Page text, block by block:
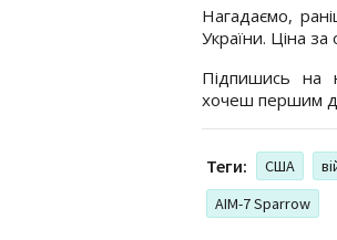
Нагадаємо,
України. Ціна
Підпишись на
хочеш першим
Теги: США
AIM-7 Sparrow